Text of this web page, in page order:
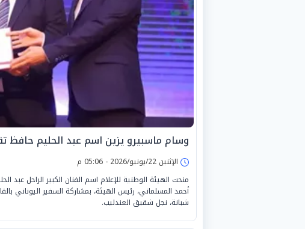
وسام ماسبيرو يزين اسم عبد الحليم حافظ
الإثنين 22/يونيو/2026 - 05:06 م
منحت الهيئة الوطنية للإعلام اسم الفنان الكبير الراحل
أحمد المسلماني، رئيس الهيئة، بمشاركة السفير اليوناني
شبانة، نجل شقيق العندليب.